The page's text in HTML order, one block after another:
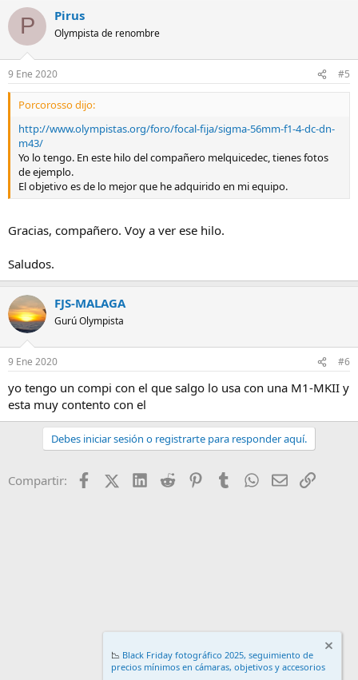
P Pirus
Olympista de renombre
9 Ene 2020 #5
Porcorosso dijo:
http://www.olympistas.org/foro/focal-fija/sigma-56mm-f1-4-dc-dn-
m43/
Yo lo tengo. En este hilo del compañero melquicedec, tienes fotos
de ejemplo.
El objetivo es de lo mejor que he adquirido en mi equipo.
Gracias, compañero. Voy a ver ese hilo.
Saludos.
FJS-MALAGA
Gurú Olympista
9 Ene 2020 #6
yo tengo un compi con el que salgo lo usa con una M1-MKII y
esta muy contento con el
Debes iniciar sesión o registrarte para responder aquí.
Compartir: FacebookX (Twitter)
LinkedIn
Reddit PinterestTumblr WhatsApp
EmailEnlace
📉 Black Friday fotográfico 2025, seguimiento de
precios mínimos en cámaras, objetivos y accesorios